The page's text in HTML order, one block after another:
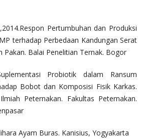
Pertumbuhan dan Produksi
terhadap Perbedaan Kandungan Serat
Pakan. Balai Penelitian Ternak. Bogor
Probiotik dalam Ransum
Bobot dan Komposisi Fisik Karkas.
Peternakan. Fakultas Peternakan.
Ayam Buras. Kanisius, Yogyakarta